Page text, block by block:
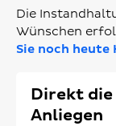
Die
Wünschen
Sie noch heute
Direkt
Anliegen